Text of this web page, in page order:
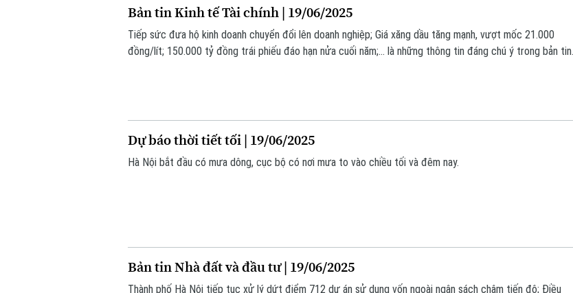
Bản tin Kinh tế Tài chính | 19/06/2025
Tiếp sức đưa hộ kinh doanh chuyển đổi lên doanh nghiệp; Giá xăng dầu tăng mạnh, vượt mốc 21.000
đồng/lít; 150.000 tỷ đồng trái phiếu đáo hạn nửa cuối năm;... là những thông tin đáng chú ý trong bản tin
Dự báo thời tiết tối | 19/06/2025
Hà Nội bắt đầu có mưa dông, cục bộ có nơi mưa to vào chiều tối và đêm nay.
Bản tin Nhà đất và đầu tư | 19/06/2025
Thành phố Hà Nội tiếp tục xử lý dứt điểm 712 dự án sử dụng vốn ngoài ngân sách chậm tiến độ; Điều